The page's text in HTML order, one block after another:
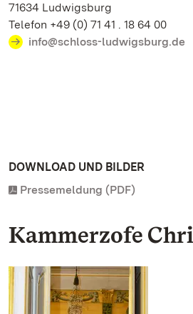
71634 Ludwigsburg
Telefon +49 (0) 71 41 . 18 64 00
info@schloss-ludwigsburg.de
DOWNLOAD UND BILDER
Pressemeldung (PDF)
Kammerzofe